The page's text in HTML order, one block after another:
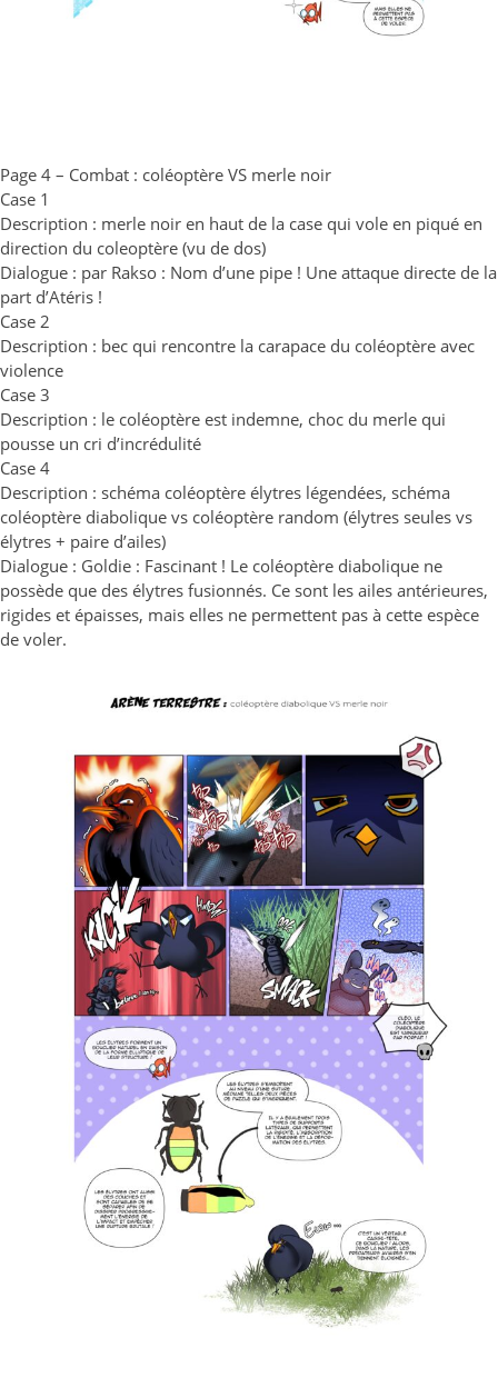
Page 4 – Combat : coléoptère VS merle noir
Case 1
Description : merle noir en haut de la case qui vole en piqué en
direction du coleoptère (vu de dos)
Dialogue : par Rakso : Nom d’une pipe ! Une attaque directe de la
part d’Atéris !
Case 2
Description : bec qui rencontre la carapace du coléoptère avec
violence
Case 3
Description : le coléoptère est indemne, choc du merle qui
pousse un cri d’incrédulité
Case 4
Description : schéma coléoptère élytres légendées, schéma
coléoptère diabolique vs coléoptère random (élytres seules vs
élytres + paire d’ailes)
Dialogue : Goldie : Fascinant ! Le coléoptère diabolique ne
possède que des élytres fusionnés. Ce sont les ailes antérieures,
rigides et épaisses, mais elles ne permettent pas à cette espèce
de voler.